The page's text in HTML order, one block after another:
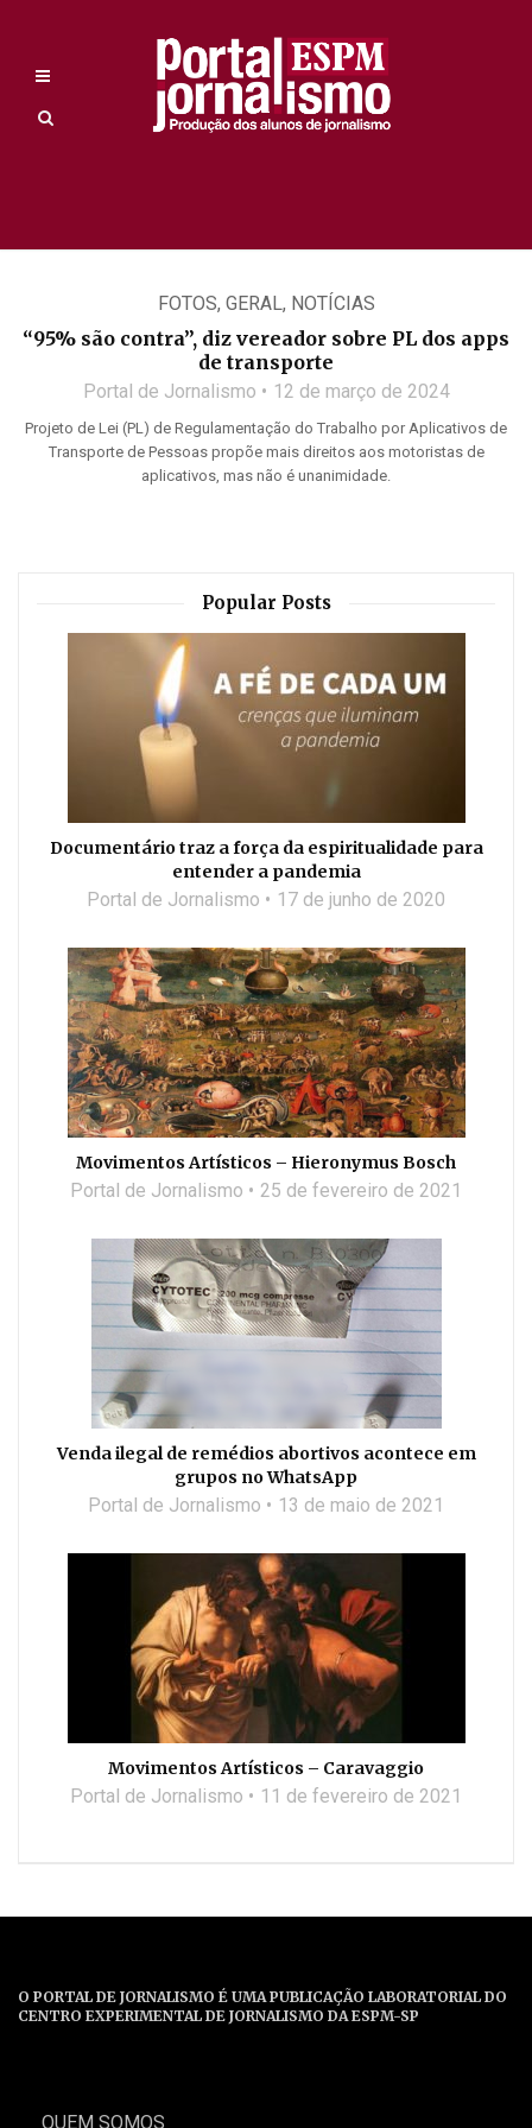
FOTOS, GERAL, NOTÍCIAS
“95% são contra”, diz vereador sobre PL dos apps
de transporte
Portal de Jornalismo 12 de março de 2024
Projeto de Lei (PL) de Regulamentação do Trabalho por Aplicativos de
Transporte de Pessoas propõe mais direitos aos motoristas de
aplicativos, mas não é unanimidade.
Popular Posts
Documentário traz a força da espiritualidade para
entender a pandemia
Portal de Jornalismo 17 de junho de 2020
Movimentos Artísticos – Hieronymus Bosch
Portal de Jornalismo 25 de fevereiro de 2021
Venda ilegal de remédios abortivos acontece em
grupos no WhatsApp
Portal de Jornalismo 13 de maio de 2021
Movimentos Artísticos – Caravaggio
Portal de Jornalismo 11 de fevereiro de 2021
O PORTAL DE JORNALISMO É UMA PUBLICAÇÃO LABORATORIAL DO
CENTRO EXPERIMENTAL DE JORNALISMO DA ESPM-SP
QUEM SOMOS